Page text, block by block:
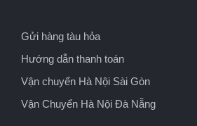
Gửi hàng tàu hỏa
Hướng dẫn thanh toán
Vận chuyển Hà Nội Sài Gòn
Vận Chuyển Hà Nội Đà Nẵng